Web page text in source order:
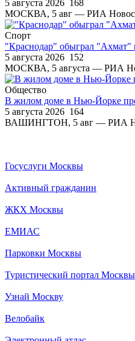
5 августа 2026 168
МОСКВА, 5 авг — РИА
Спорт
"Краснодар" обыграл "Ахмат"
5 августа 2026 152
МОСКВА, 5 августа — РИА
Общество
В жилом доме в Нью-Йорке
5 августа 2026 164
ВАШИНГТОН, 5 авг — РИА
Госуслуги Москвы
Активный гражданин
ЖКХ Москвы
ЕМИАС
Парковки Москвы
Туристический портал Москвы
Узнай Москву
Велобайк